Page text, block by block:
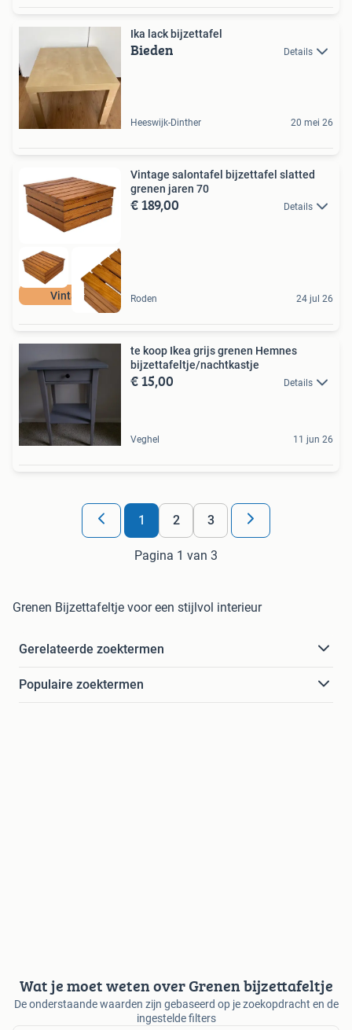
Ika lack bijzettafel
Bieden Details
Heeswijk-Dinther 20 mei 26
Vintage
Vintage salontafel bijzettafel slatted
grenen jaren 70
€ 189,00 Details
Roden 24 jul 26
te koop Ikea grijs grenen Hemnes
bijzettafeltje/nachtkastje
€ 15,00 Details
Veghel 11 jun 26
1 2 3
Pagina 1 van 3
Grenen Bijzettafeltje voor een stijlvol interieur
Gerelateerde zoektermen
Populaire zoektermen
Wat je moet weten over Grenen bijzettafeltje
De onderstaande waarden zijn gebaseerd op je zoekopdracht en de
ingestelde filters